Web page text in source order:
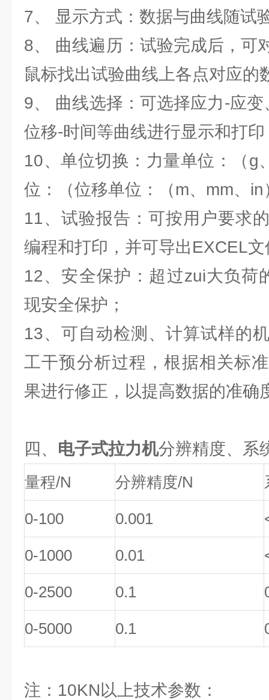
7、 显示方式：数据与曲线随试
8、 曲线遍历：试验完成后，可
鼠标找出试验曲线上各点对应的
9、 曲线选择：可选择应力-应
位移-时间等曲线进行显示和打印
10、单位切换：力量单位：（g
位：（位移单位：（m、mm、in
11、试验报告：可按用户要求
编程和打印，并可导出EXCEL文
12、安全保护：超过zui大负荷
现安全保护；
13、可自动检测、计算试样的
工干预分析过程，根据相关标
果进行修正，以提高数据的准确
四、 电子式拉力机分辨精度、系
量程/N 分辨精度/N
0-100 0.001
0-1000 0.01
0-2500 0.1
0-5000 0.1
注：10KN以上技术参数：